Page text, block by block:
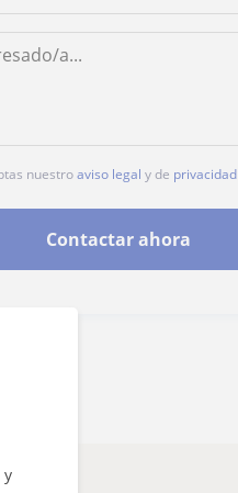
nuestroaviso legal y de privacidad
Contactar ahora